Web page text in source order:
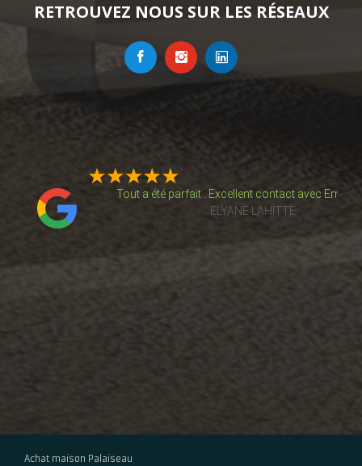
RETROUVEZ NOUS SUR LES RÉSEAUX
Tout a été parfait . Excellent contact avec
ELYANE LAHITTE
Achat maison Palaiseau